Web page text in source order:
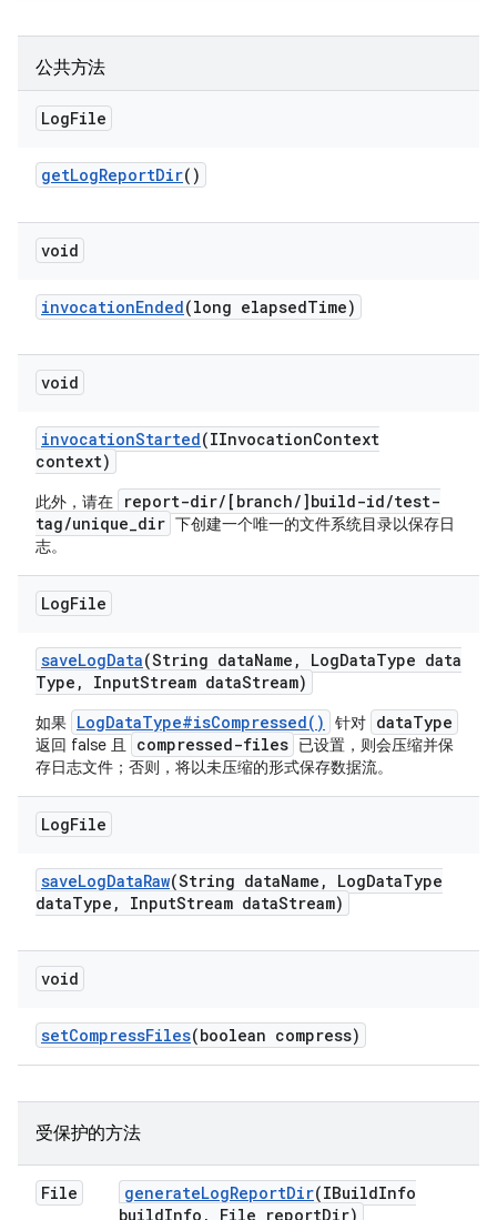
公共方法
LogFile
getLogReportDir()
void
invocationEnded(long elapsedTime)
void
invocationStarted(IInvocationContext
context)
此外，请在
report-dir/[branch/]build-id/test-
tag/unique_dir 下创建一个唯一的文件系统目录以保存日
志。
LogFile
saveLogData(String dataName , LogDataType data
Type , InputStream dataStream)
如果 LogDataType#isCompressed() 针对 dataType
返回 false 且 compressed-files 已设置，则会压缩并保
存日志文件；否则，将以未压缩的形式保存数据流。
LogFile
saveLogDataRaw(String dataName , LogDataType
dataType , InputStream dataStream)
void
setCompressFiles(boolean compress)
受保护的方法
File generateLogReportDir(IBuildInfo
buildInfo , File reportDir)